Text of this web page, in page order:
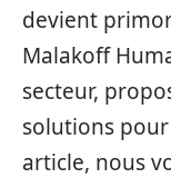
devient
Malakoff
secteur,
solutions
article, nous